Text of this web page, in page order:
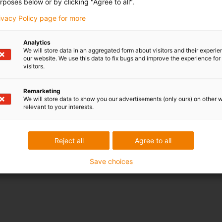
N
below or by clicking "Agree to all".
Policy page for more
Analytics
We will store data in an aggregated form about visitors and their
our website. We use this data to fix bugs and improve the experience for
visitors.
Remarketing
We will store data to show you our advertisements (only ours) on other
relevant to your interests.
Agree to all
Reject all
Save choices